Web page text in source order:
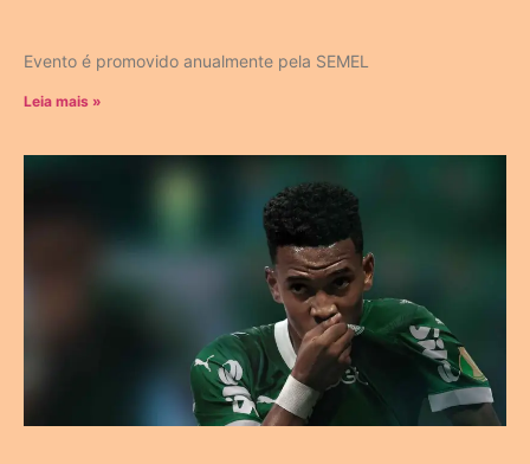
Evento é promovido anualmente pela SEMEL
Leia mais »